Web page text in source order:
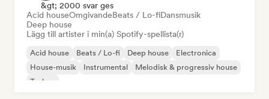
&gt; 2000 svar ges
Acid houseOmgivandeBeats / Lo-fiDansmusik
Deep house
Lägg till artister i min(a) Spotify-spellista(r)
Acid house Beats / Lo-fi Deep house
Electronica
House-musik
Instrumental
Melodisk & progressiv house
Techno